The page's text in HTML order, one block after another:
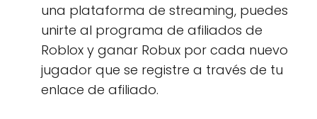
una plataforma de streaming, puedes
unirte al programa de afiliados de
Roblox y ganar Robux por cada nuevo
jugador que se registre a través de tu
enlace de afiliado.